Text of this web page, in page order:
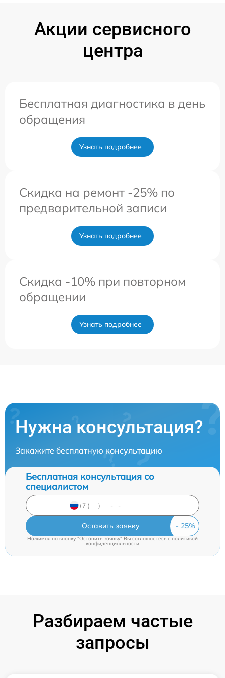
Акции сервисного
центра
Бесплатная диагностика в день
обращения
Узнать подробнее
Скидка на ремонт -25% по
предварительной записи
Узнать подробнее
Скидка -10% при повторном
обращении
Узнать подробнее
Нужна консультация?
Закажите бесплатную консультацию
Бесплатная консультация со
специалистом
Оставить заявку
Нажимая на кнопку "Оставить заявку" Вы соглашаетесь c политикой
конфиденциальности
Разбираем частые
запросы